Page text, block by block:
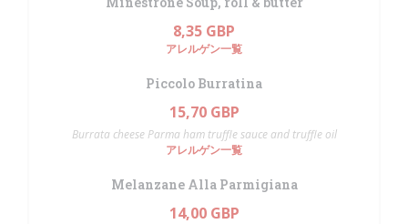
8,35 GBP
アレルゲン一覧
Piccolo Burratina
15,70 GBP
Burrata cheese Parma ham truffle sauce and truffle oil
アレルゲン一覧
Melanzane Alla Parmigiana
14,00 GBP